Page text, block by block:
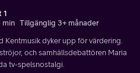
1
min Tillgänglig 3+ månader
Kentmusik dyker upp för värdering.
och samhällsdebattören Maria
tv-spelsnostalgi.